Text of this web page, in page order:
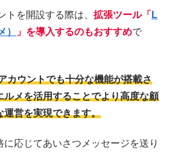
トを開設する際は、 拡張ツール「 L
）
」を導入するのもおすすめで
カウントでも十分な機能が搭載さ
ルメを活用することでより高度な顧
運営を実現できます。
に応じてあいさつメッセージを送り